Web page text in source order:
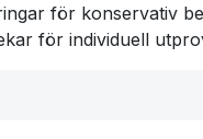
för konservativ
för individuell